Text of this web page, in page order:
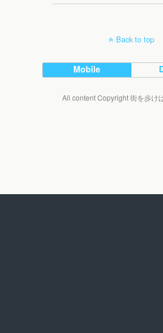
Back to top
Mobile
All content Copyright 街を歩